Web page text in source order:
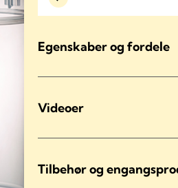
Egenskaber og fordele
Videoer
Tilbehør og